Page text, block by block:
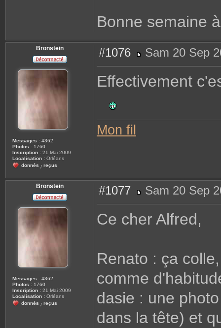
Bonne semaine
Bronstein
Messages : 4362
Photos : 1760
Inscription : 21 Mai 2009
Localisation : Orléans
donnés / reçus
#1076
e
a
Sam 20 Sep
Effectivement
Mon fil
Bronstein
Messages : 4362
Photos : 1760
Inscription : 21 Mai 2009
Localisation : Orléans
donnés / reçus
#1077
e
a
Sam 20 Sep
Ce cher Alfred,
Renato : ça
comme
dasie : une
dans la tête) et